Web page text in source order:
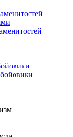
бойовики